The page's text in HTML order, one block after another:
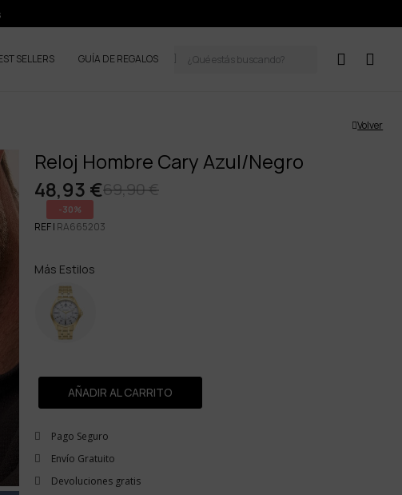
SELLERS GUÍA DE REGALOS
Volver
Reloj Hombre Cary Azul/Negro
69,90 €
48,93 €
-30%
REF | RA665203
Más Estilos
AÑADIR AL CARRITO
Pago Seguro
Envío Gratuito
Devoluciones gratis